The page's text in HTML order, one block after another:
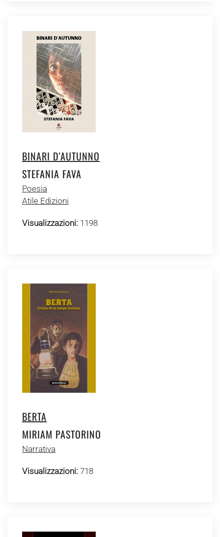
BINARI D'AUTUNNO
STEFANIA FAVA
Poesia
Atile Edizioni
Visualizzazioni: 1198
BERTA
MIRIAM PASTORINO
Narrativa
Visualizzazioni: 718